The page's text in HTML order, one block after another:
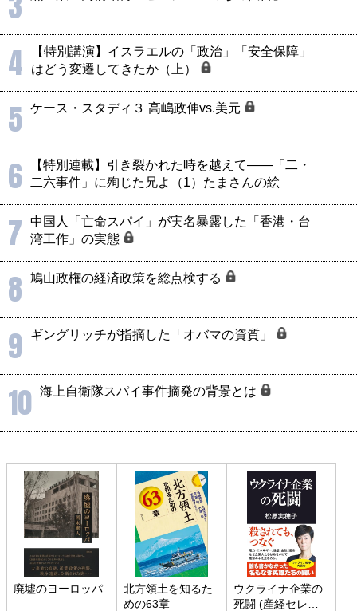
4
【特別講演】イスラエルの「政治」「安全保障」
はどう変遷してきたか（上）
5 ケース・スタディ３ 高嶋政伸vs.美元
6
【特別連載】引き裂かれた時を越えて――「二・
二六事件」に殉じた兄よ（1）たまさんの絵
7
中国人「亡命スパイ」が実名暴露した「香港・台
湾工作」の実態
8 鳩山政権の経済政策を総点検する
9 ギングリッチが指摘した「オバマの資質」
10 海上自衛隊スパイ事件摘発の背景とは
廃墟のヨーロッパ
北方領土を知るた
めの63章
ウクライナ企業の
死闘 (産経セレク